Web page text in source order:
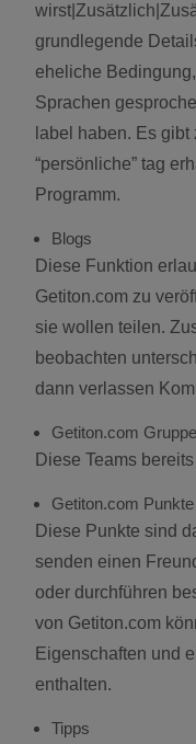
grundlegende
eheliche
Sprachen
label haben. Es
“persönliche” tag
Programm.
Blogs
Diese Funktion
Getiton.com zu
sie wollen teilen.
beobachten
dann verlassen
Getiton.com
Diese Teams
Getiton.com Punkte
Diese Punkte sind
senden einen
oder durchführen
von Getiton.com
Eigenschaften und
enthalten.
Tipps